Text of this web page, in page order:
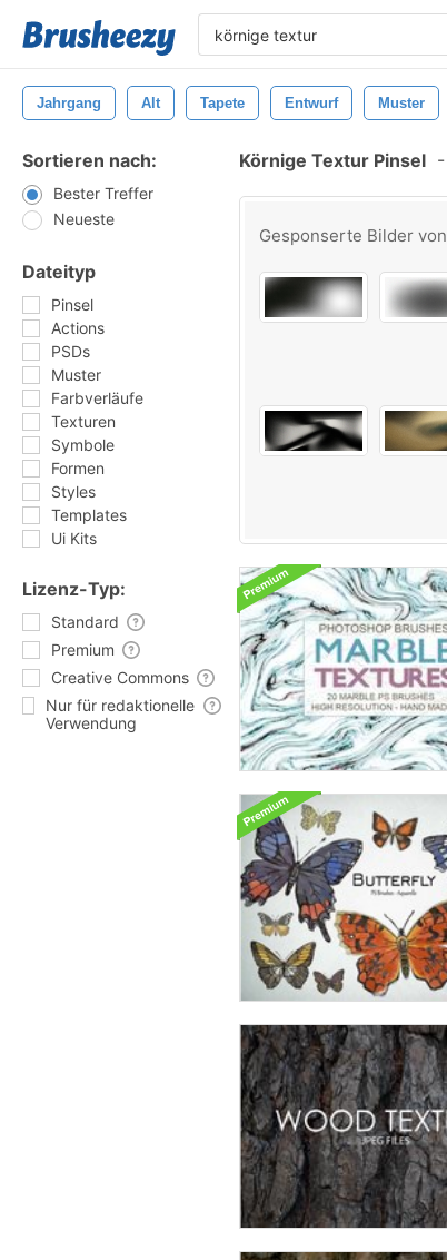
Jahrgang Alt Tapete Entwurf Muster
Sortieren nach:
Bester Treffer
Neueste
Dateityp
Pinsel
Actions
PSDs
Muster
Farbverläufe
Texturen
Symbole
Formen
Styles
Templates
Ui Kits
Lizenz-Typ:
Standard
Premium
Creative Commons
Nur für redaktionelle
Verwendung
Körnige Textur Pinsel -
Gesponserte Bilder von